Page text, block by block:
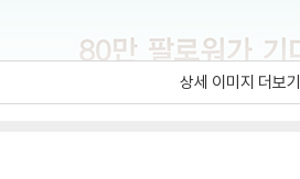
상세 이미지 더보기